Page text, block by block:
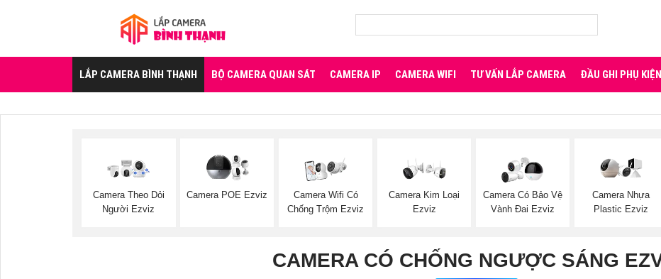
LẮP CAMERA BÌNH THẠNH BỘ CAMERA QUAN SÁT CAMERA IP CAMERA WIFI TƯ VẤN LẮP CAMERA ĐẦU GHI PHỤ KIỆN
Camera Theo Dỏi
Người Ezviz
Camera POE Ezviz
Camera Wifi Có
Chống Trộm Ezviz
Camera Kim Loại
Ezviz
Camera Có Bảo Vệ
Vành Đai Ezviz
Camera Nhựa
Plastic Ezviz
CAMERA CÓ CHỐNG NGƯỢC SÁNG